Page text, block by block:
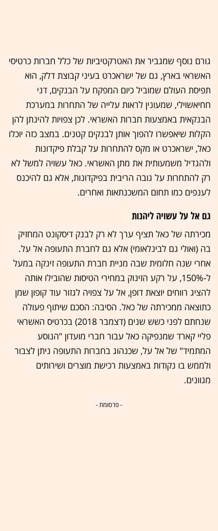
גורם נוסף שמגביר את האטרקטיביות של כלל חברות כרטיסי
האשראי בארץ, גם של ישראכרט בעיני קבוצת דלק, הוא
תפיסת העולם שמוביל כיום המפקח על הבנקים, דני
חחיאשוילי, שמעונין לראות עלייה של התחרות במערכת
הבנקאית באמצעות חברות האשראי. לכן צפויות להינתן להן
הקלות שיאפשרו להפוך אותן לבנקים קטנים. במצב כזה יוכלו
כאל, ישראכרט או מקס להתחרות על קבלת פיקדונות
ולהגדיל משמעותית את מתן האשראי. כאל עשויה למשל לא
רק להתחרות על גובה הריבית בפיקדונות, אלא גם להיכנס
לענפים כמו תחום המשכנתאות ואחרים.
גם אל על עשויה ליהנות
מכירתה של כאל תציף ערך לא רק לבנק דיסקונט המחזיק
בה (ואולי גם לבינלאומי) אלא גם לחברת התעופה אל על.
אחרי שנה חלומית שבה מניית חברת התעופה זינקה במעל
ל-150%, על רקע הזינוק במחירי הטיסות שהובילו אותה
להציג רווחים יוצאת דופן, אל על צפויה לגזור עוד קופון שמן
כתוצאה ממכירתה של כאל. הסיבה: הסכם שיתוף פעולה
שנחתם לפני כשש שנים (דצמבר 2018) בכרטיס האשראי
פליי קארד שמנפיקה כאל עבור חברי מועדון "הנוסע
המתמיד" של אל על, שכנהוג בחברות התעופה ניתן לצבור
ולממש בו נקודות באמצעות רכישת מוצרים ושירותים
מגוונים.
- פרסומת -